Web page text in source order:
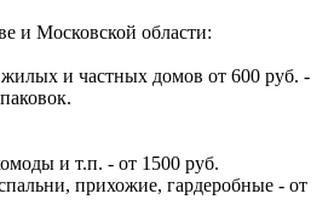
и Московской области:
и частных домов от 600 руб. -
и т.п. - от 1500 руб.
прихожие, гардеробные - от